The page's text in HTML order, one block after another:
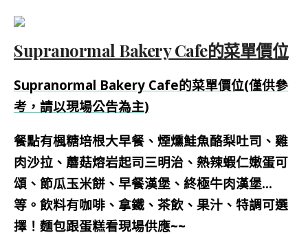
Supranormal Bakery Cafe的菜單價位
Supranormal Bakery Cafe的菜單價位(僅供參
考，請以現場公告為主)
餐點有楓糖培根大早餐、煙燻鮭魚酪梨吐司、雞
肉沙拉、蘑菇熔岩起司三明治、熱辣蝦仁嫩蛋可
頌、節瓜玉米餅、早餐漢堡、終極牛肉漢堡…
等。飲料有咖啡、拿鐵、茶飲、果汁、特調可選
擇！麵包跟蛋糕看現場供應~~